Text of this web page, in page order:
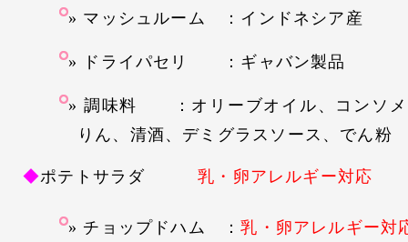
マッシュルーム ：インドネシア産
ドライパセリ ：ギャバン製品
調味料 ：オリーブオイル、コンソメ
りん、清酒、デミグラスソース、でん粉
◆ポテトサラダ乳・卵アレルギー対応
チョップドハム ：乳・卵アレルギー対